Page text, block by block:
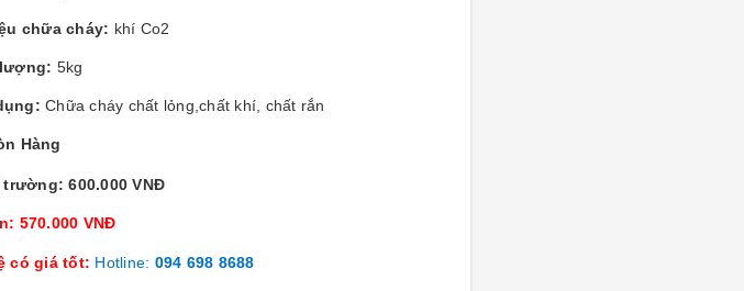
chữa cháy: khí Co2
5kg
Chữa cháy chất lỏng,chất khí, chất rắn
Hàng
600.000 VNĐ
570.000 VNĐ
có giá tốt: Hotline: 094 698 8688